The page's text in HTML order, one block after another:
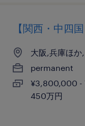
【関西・中四
大阪,兵庫ほか
permanent
¥3,800,000 -
450万円